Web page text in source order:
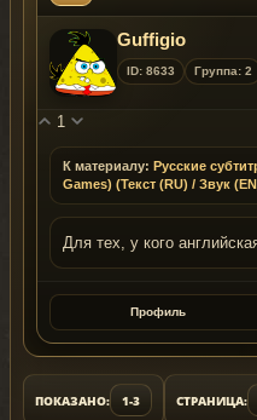
Guffigio
ID: 8633 Группа: 2
1
К материалу: Русские
Games) (Текст (RU) / Звук
Для тех, у кого
Профиль
ПОКАЗАНО: 1-3 СТРАНИЦА: